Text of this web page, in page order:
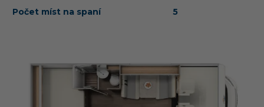
Počet míst na spaní
5